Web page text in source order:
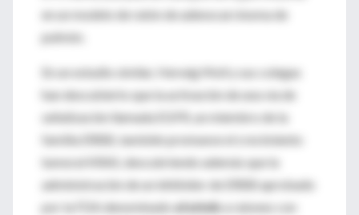
en un modelo de ratón de adenocarcinoma de
pulmón.
En un estudio similar, Herwig Moll y sus colegas
han descubierto que la activación de una vía de
señalización llamada EGFR, un miembro de la
familia ERBB, también promueve el crecimiento
tumoral KRAS, descubriendo además que la
administración de un inhibidor de ERBB aprobado
por la FDA denominadoafatiniba ratones con